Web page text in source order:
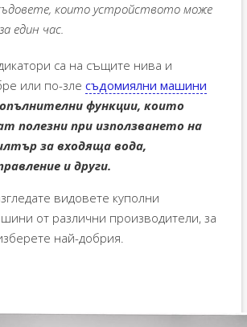
които устройството може
един час.
са на същите нива и
или по-зле съдомиялни машини
функции, които
полезни при използването на
за входяща вода,
и други.
видовете куполни
от различни производители, за
най-добрия.